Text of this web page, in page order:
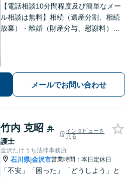
【電話相談10分間程度及び簡単なメー
ル相談は無料】相続（遺産分割、相続
放棄）・離婚（財産分与、慰謝料）・
やすい言葉での説明を心がけていま
メールでお問い合わせ
竹内 克昭 弁
護士
インタビューを
見る
金沢たけうち法律事務所
石川県|金沢市営業時間：本日定休日
「不安」「困った」「どうしよう」と